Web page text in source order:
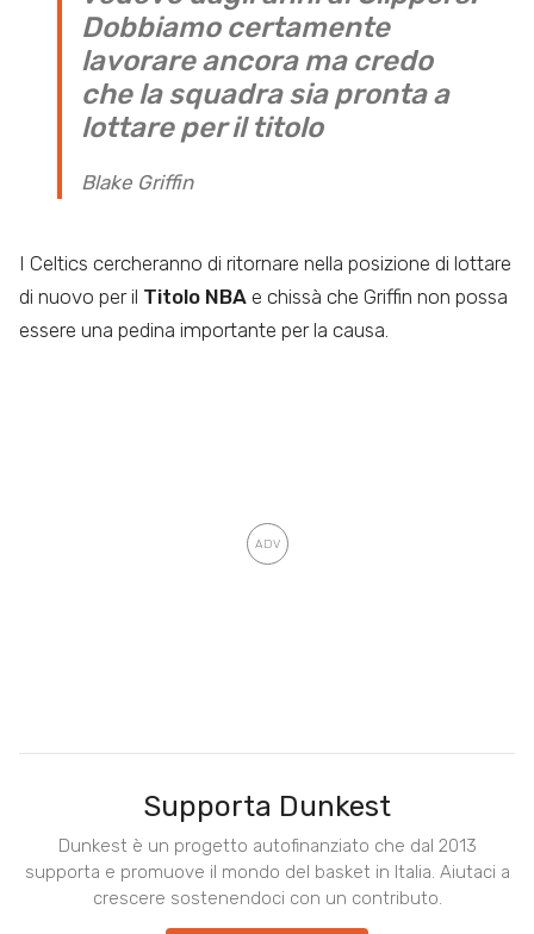
Dobbiamo certamente
lavorare ancora ma credo
che la squadra sia pronta a
lottare per il titolo
Blake Griffin
I Celtics cercheranno di ritornare nella posizione di lottare
di nuovo per il Titolo NBA e chissà che Griffin non possa
essere una pedina importante per la causa.
Supporta Dunkest
Dunkest è un progetto autofinanziato che dal 2013
supporta e promuove il mondo del basket in Italia. Aiutaci a
crescere sostenendoci con un contributo.